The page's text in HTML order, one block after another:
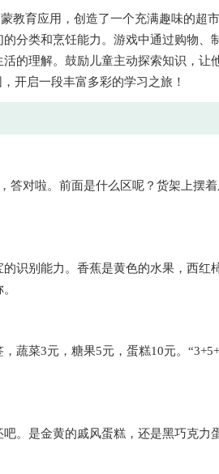
教育应用，创造了一个充满趣味的超
分类和烹饪能力。游戏中通过购物、
的理解。鼓励儿童主动探索知识，
开启一段丰富多彩的学习之旅！
答对啦。前面是什么区呢？货架上摆
识别能力。香蕉是黄色的水果，西红
蔬菜3元，糖果5元，蛋糕10元。
。是金黄的戚风蛋糕，还是黑巧克力